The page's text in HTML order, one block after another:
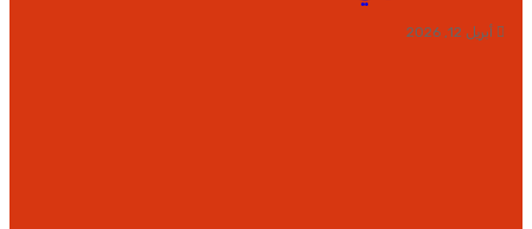
أبريل 12, 2026